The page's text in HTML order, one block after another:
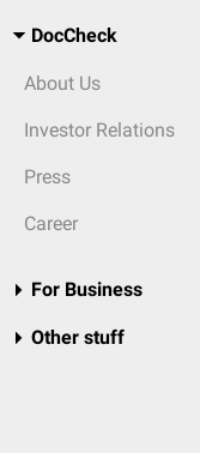
DocCheck
About Us
Investor Relations
Press
Career
For Business
Other stuff